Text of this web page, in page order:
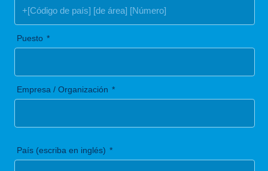
Puesto
Empresa / Organización
País (escriba en inglés)